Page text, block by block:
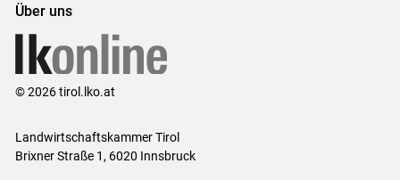
Über uns
© 2026 tirol.lko.at
Landwirtschaftskammer Tirol
Brixner Straße 1, 6020 Innsbruck